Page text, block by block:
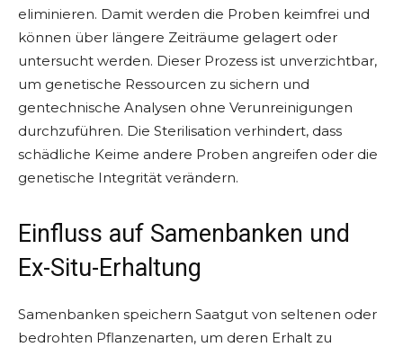
eliminieren. Damit werden die Proben keimfrei und
können über längere Zeiträume gelagert oder
untersucht werden. Dieser Prozess ist unverzichtbar,
um genetische Ressourcen zu sichern und
gentechnische Analysen ohne Verunreinigungen
durchzuführen. Die Sterilisation verhindert, dass
schädliche Keime andere Proben angreifen oder die
genetische Integrität verändern.
Einfluss auf Samenbanken und
Ex-Situ-Erhaltung
Samenbanken speichern Saatgut von seltenen oder
bedrohten Pflanzenarten, um deren Erhalt zu